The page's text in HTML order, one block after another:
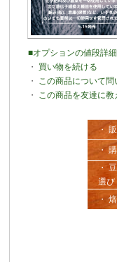
■オプションの値段詳
・ 買い物を続ける
・ この商品について問
・ この商品を友達に教
・
・
・
選び
・